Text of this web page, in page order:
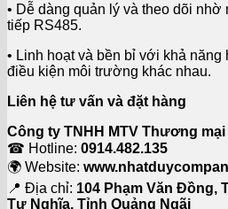
• Dễ dàng quản lý và theo dõi
tiếp RS485.
• Linh hoạt và bền bỉ với khả năng
điều kiện môi trường khác nhau.
Liên hệ tư vấn và đặt hàng
Công ty TNHH MTV Thương
☎ Hotline: 0914.482.135
🌍 Website:
📍 Địa chỉ: 104 Phạm Văn Đồng,
Tư Nghĩa, Tỉnh Quảng Ngãi